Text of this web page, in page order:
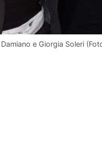
e Giorgia Soleri